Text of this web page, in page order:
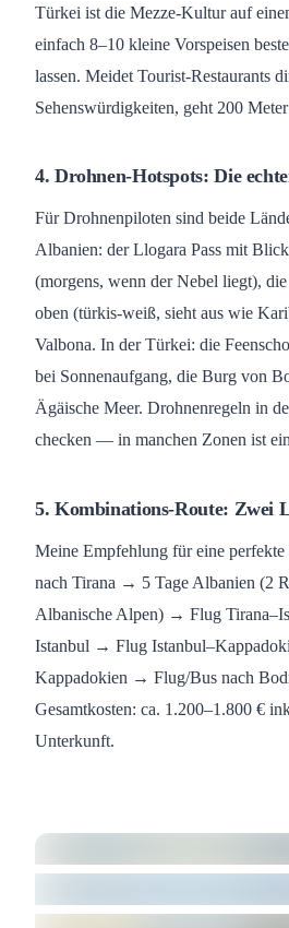
Türkei ist die Mezze-Kultur auf
einfach 8–10 kleine Vorspeisen
lassen. Meidet Tourist-Restaurants
Sehenswürdigkeiten, geht 200
4. Drohnen-Hotspots: Die
Für Drohnenpiloten sind beide
Albanien: der Llogara Pass mit
(morgens, wenn der Nebel liegt),
oben (türkis-weiß, sieht aus wie
Valbona. In der Türkei: die
bei Sonnenaufgang, die Burg von
Ägäische Meer. Drohnenregeln in
checken — in manchen Zonen ist
5. Kombinations-Route: Zwei
Meine Empfehlung für eine
nach Tirana → 5 Tage Albanien (2
Albanische Alpen) → Flug
Istanbul → Flug
Kappadokien → Flug/Bus nach
Gesamtkosten: ca. 1.200–1.800 €
Unterkunft.